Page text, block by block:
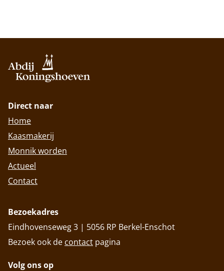
Direct naar
Home
Kaasmakerij
Monnik worden
Actueel
Contact
Bezoekadres
Eindhovenseweg 3 | 5056 RP Berkel-Enschot
Bezoek ook de contact pagina
Volg ons op